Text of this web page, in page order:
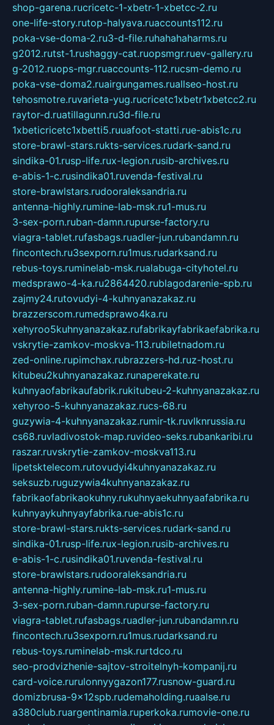
shop-garena.rucricetc-1-xbetr-1-xbetcc-2.ru
one-life-story.rutop-halyava.ruaccounts112.ru
poka-vse-doma-2.ru3-d-file.ruhahahaharms.ru
g2012.rutst-1.rushaggy-cat.ruopsmgr.ruev-gallery.ru
g-2012.ruops-mgr.ruaccounts-112.rucsm-demo.ru
poka-vse-doma2.ruairgungames.ruallseo-host.ru
tehosmotre.ruvarieta-yug.rucricetc1xbetr1xbetcc2.ru
raytor-d.ruatillagunn.ru3d-file.ru
1xbeticricetc1xbetti5.ruuafoot-statti.rue-abis1c.ru
store-brawl-stars.rukts-services.rudark-sand.ru
sindika-01.rusp-life.rux-legion.rusib-archives.ru
e-abis-1-c.rusindika01.ruvenda-festival.ru
store-brawlstars.rudooraleksandria.ru
antenna-highly.rumine-lab-msk.ru1-mus.ru
3-sex-porn.ruban-damn.rupurse-factory.ru
viagra-tablet.rufasbags.ruadler-jun.rubandamn.ru
fincontech.ru3sexporn.ru1mus.rudarksand.ru
rebus-toys.ruminelab-msk.rualabuga-cityhotel.ru
medsprawo-4-ka.ru2864420.rublagodarenie-spb.ru
zajmy24.rutovudyi-4-kuhnyanazakaz.ru
brazzerscom.rumedsprawo4ka.ru
xehyroo5kuhnyanazakaz.rufabrikayfabrikaefabrika.ru
vskrytie-zamkov-moskva-113.rubiletnadom.ru
zed-online.rupimchax.rubrazzers-hd.ruz-host.ru
kitubeu2kuhnyanazakaz.runaperekate.ru
kuhnyaofabrikaufabrik.rukitubeu-2-kuhnyanazakaz.ru
xehyroo-5-kuhnyanazakaz.rucs-68.ru
guzywia-4-kuhnyanazakaz.rumir-tk.ruvlknrussia.ru
cs68.ruvladivostok-map.ruvideo-seks.rubankaribi.ru
raszar.ruvskrytie-zamkov-moskva113.ru
lipetsktelecom.rutovudyi4kuhnyanazakaz.ru
seksuzb.ruguzywia4kuhnyanazakaz.ru
fabrikaofabrikaokuhny.rukuhnyaekuhnyaafabrika.ru
kuhnyaykuhnyayfabrika.rue-abis1c.ru
store-brawl-stars.rukts-services.rudark-sand.ru
sindika-01.rusp-life.rux-legion.rusib-archives.ru
e-abis-1-c.rusindika01.ruvenda-festival.ru
store-brawlstars.rudooraleksandria.ru
antenna-highly.rumine-lab-msk.ru1-mus.ru
3-sex-porn.ruban-damn.rupurse-factory.ru
viagra-tablet.rufasbags.ruadler-jun.rubandamn.ru
fincontech.ru3sexporn.ru1mus.rudarksand.ru
rebus-toys.ruminelab-msk.rurtdco.ru
seo-prodvizhenie-sajtov-stroitelnyh-kompanij.ru
card-voice.rurulonnyygazon177.rusnow-guard.ru
domizbrusa-9x12spb.rudemaholding.ruaalse.ru
a380club.ruargentinamia.ruperkoka.rumovie-one.ru